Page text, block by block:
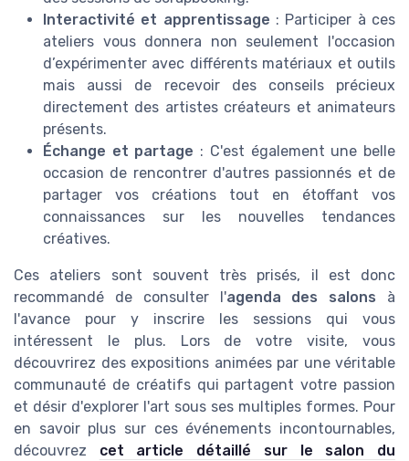
Interactivité et apprentissage : Participer à ces
ateliers vous donnera non seulement l'occasion
d’expérimenter avec différents matériaux et outils
mais aussi de recevoir des conseils précieux
directement des artistes créateurs et animateurs
présents.
Échange et partage : C'est également une belle
occasion de rencontrer d'autres passionnés et de
partager vos créations tout en étoffant vos
connaissances sur les nouvelles tendances
créatives.
Ces ateliers sont souvent très prisés, il est donc
recommandé de consulter l'agenda des salons à
l'avance pour y inscrire les sessions qui vous
intéressent le plus. Lors de votre visite, vous
découvrirez des expositions animées par une véritable
communauté de créatifs qui partagent votre passion
et désir d'explorer l'art sous ses multiples formes. Pour
en savoir plus sur ces événements incontournables,
découvrez cet article détaillé sur le salon du